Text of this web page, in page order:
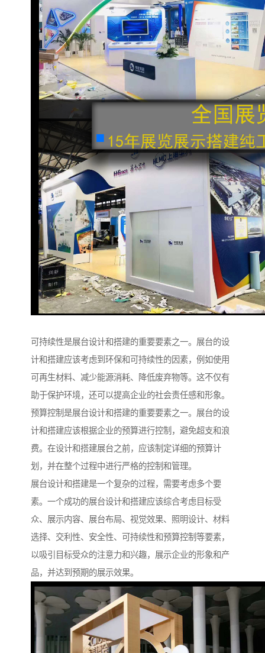
可持续性是展台设计和搭建的重要要素之一。展台的设
计和搭建应该考虑到环保和可持续性的因素，例如使用
可再生材料、减少能源消耗、降低废弃物等。这不仅有
助于保护环境，还可以提高企业的社会责任感和形象。
预算控制是展台设计和搭建的重要要素之一。展台的设
计和搭建应该根据企业的预算进行控制，避免超支和浪
费。在设计和搭建展台之前，应该制定详细的预算计
划，并在整个过程中进行严格的控制和管理。
展台设计和搭建是一个复杂的过程，需要考虑多个要
素。一个成功的展台设计和搭建应该综合考虑目标受
众、展示内容、展台布局、视觉效果、照明设计、材料
选择、交利性、安全性、可持续性和预算控制等要素，
以吸引目标受众的注意力和兴趣，展示企业的形象和产
品，并达到预期的展示效果。